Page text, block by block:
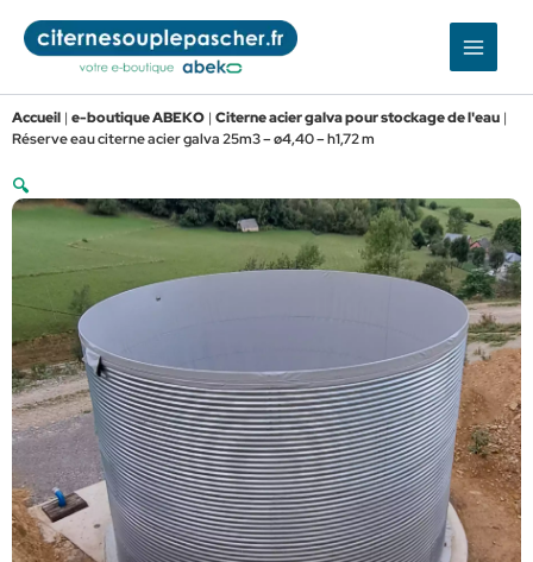
contenu
Accueil | e-boutique ABEKO | Citerne acier galva pour stockage de l'eau |
Réserve eau citerne acier galva 25m3 – ø4,40 – h1,72 m
🔍